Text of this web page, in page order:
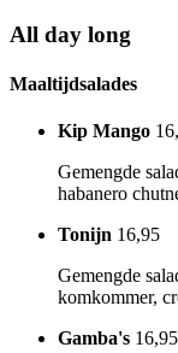
All day long
Maaltijdsalades
Kip Mango
Gemengde
habanero
Tonijn 16,95
Gemengde
komkommer,
Gamba's 16,95